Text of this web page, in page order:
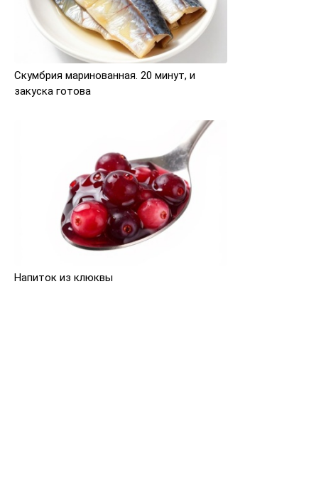
Скумбрия маринованная. 20 минут, и
закуска готова
Напиток из клюквы